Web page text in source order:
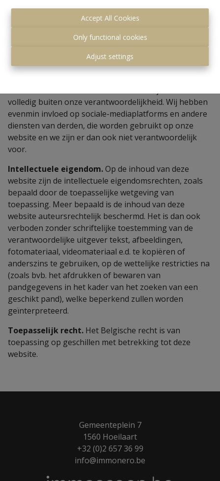
Accept All Cookies
Only functional cookies
Adjust settings
tegenover pandeigenaars als gevolg van deze
informatie. Bovendien verwerpen wij elke
aansprakelijkheid voor elke beslissing die u
(gedeeltelijk) mocht baseren op dergelijke informatie.
Deze website kan links bevatten die verwijzen naar
volledig buiten onze verantwoordelijkheid. Wij hebben
evenmin invloed op sociale-mediaplatforms en andere
diensten van derden, die worden gebruikt op onze
website en we zijn er dan ook niet verantwoordelijk
voor.
Intellectuele eigendom.Op de inhoud van deze
website zijn de intellectuele eigendomsrechten, zoals
bepaald door de toepasselijke wetgeving van
toepassing. Meer bepaald is de inhoud van deze
website auteursrechtelijk beschermd. Het is dan ook
verboden zonder schriftelijke toestemming van de
verantwoordelijke uitgever tekst, afbeeldingen,
fotomateriaal, videomateriaal e.d. te kopiëren of
anderszins te gebruiken, op de wettelijke restricties na
(zoals bvb. het afdrukken of bewaren van
pandgegevens in het kader van het zoeken van een
geschikt pand), welke beperkend zullen worden
geïnterpreteerd.
Toepasselijk recht. Het Belgische recht is van
toepassing op geschillen met betrekking tot deze
website.
Gemeenteplein 7
1560 Hoeilaart
+32 (0)2 657 36 99
info@immonero.be